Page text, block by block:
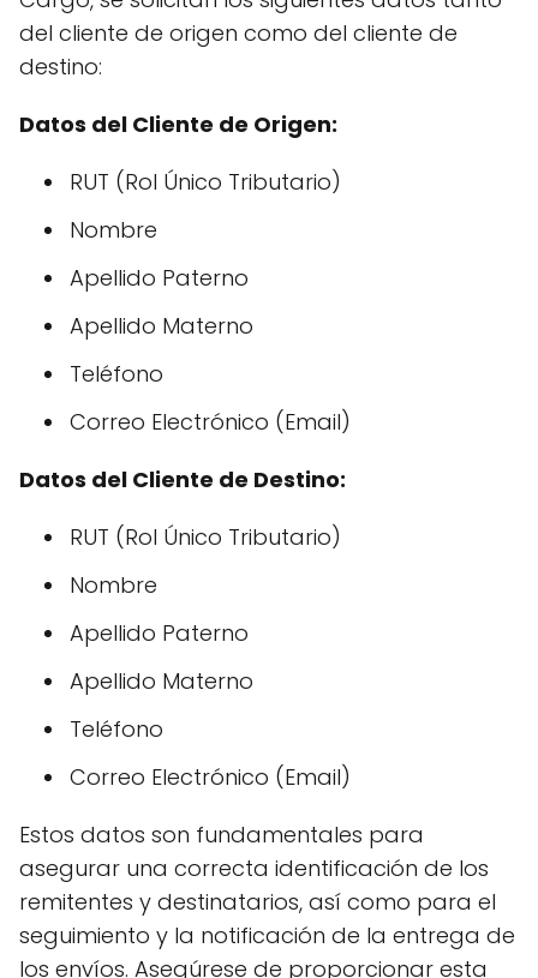
del cliente de origen como del cliente de
destino:
Datos del Cliente de Origen:
RUT (Rol Único Tributario)
Nombre
Apellido Paterno
Apellido Materno
Teléfono
Correo Electrónico (Email)
Datos del Cliente de Destino:
RUT (Rol Único Tributario)
Nombre
Apellido Paterno
Apellido Materno
Teléfono
Correo Electrónico (Email)
Estos datos son fundamentales para
asegurar una correcta identificación de los
remitentes y destinatarios, así como para el
seguimiento y la notificación de la entrega de
los envíos. Asegúrese de proporcionar esta